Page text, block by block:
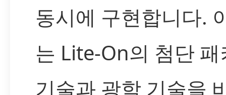
동시에 구현합니다.
는 Lite-On의 첨단
기술과 광학 기술을